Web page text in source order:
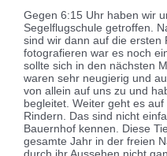
Gegen 6:15 Uhr haben wir
Segelflugschule getroffen.
sind wir dann auf die ersten
fotografieren war es noch
sollte sich in den nächsten
waren sehr neugierig und
von allein auf uns zu und
begleitet. Weiter geht es
Rindern. Das sind nicht
Bauernhof kennen. Diese
gesamte Jahr in der freien
durch ihr Aussehen nicht